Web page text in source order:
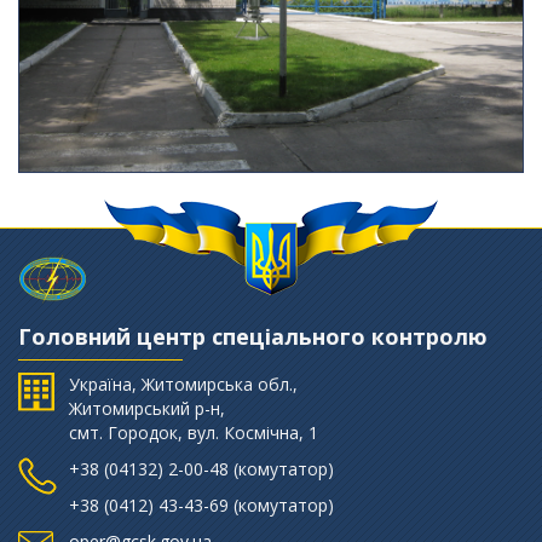
Головний центр спеціального контролю
Україна, Житомирська обл.,
Житомирський р-н,
смт. Городок, вул. Космічна, 1
+38 (‎04132) 2-00-48 (комутатор)
+38 (0412) 43-43-69 (комутатор)